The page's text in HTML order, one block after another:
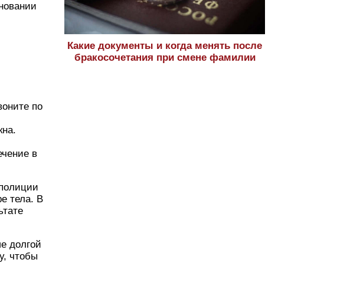
по
в
тела. В
долгой
чтобы
Какие документы и когда менять после
бракосочетания при смене фамилии